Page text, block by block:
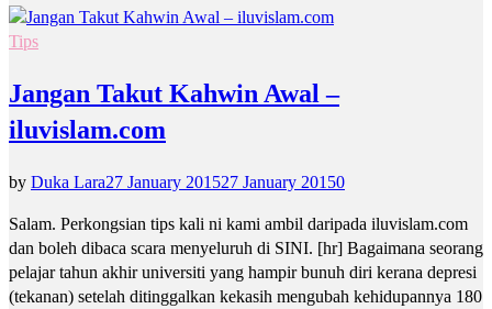
Tips
Jangan Takut Kahwin Awal –
iluvislam.com
by Duka Lara27 January 201527 January 20150
Salam. Perkongsian tips kali ni kami ambil daripada iluvislam.com
dan boleh dibaca scara menyeluruh di SINI. [hr] Bagaimana seorang
pelajar tahun akhir universiti yang hampir bunuh diri kerana depresi
(tekanan) setelah ditinggalkan kekasih mengubah kehidupannya 180